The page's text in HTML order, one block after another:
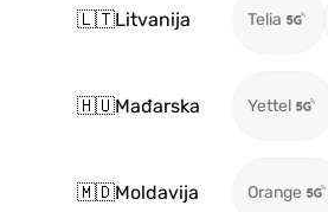
🇱🇹Litvanija Telia
🇭🇺Mađarska Yettel
🇲🇩Moldavija Orange